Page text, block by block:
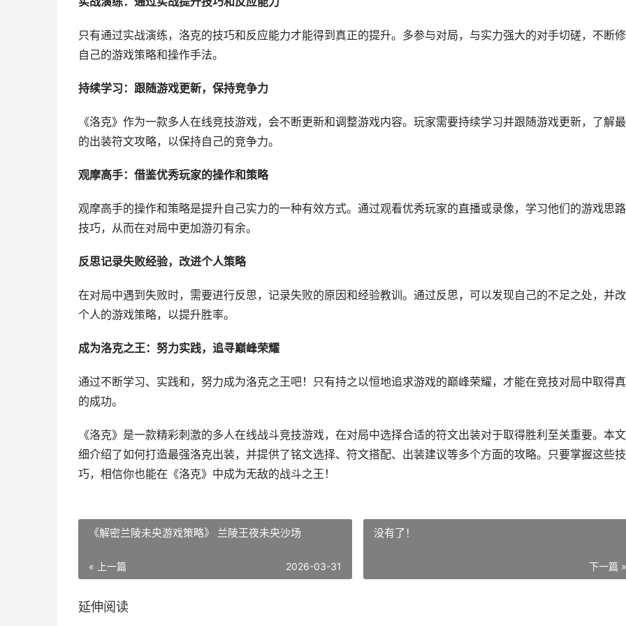
只有通过实战演练，洛克的技巧和反应能力才能得到真正的提升。多参与对局，与实力强大的对手切磋，不断
自己的游戏策略和操作手法。
持续学习：跟随游戏更新，保持竞争力
《洛克》作为一款多人在线竞技游戏，会不断更新和调整游戏内容。玩家需要持续学习并跟随游戏更新，了解
的出装符文攻略，以保持自己的竞争力。
观摩高手：借鉴优秀玩家的操作和策略
观摩高手的操作和策略是提升自己实力的一种有效方式。通过观看优秀玩家的直播或录像，学习他们的游戏思
技巧，从而在对局中更加游刃有余。
反思记录失败经验，改进个人策略
在对局中遇到失败时，需要进行反思，记录失败的原因和经验教训。通过反思，可以发现自己的不足之处，并
个人的游戏策略，以提升胜率。
成为洛克之王：努力实践，追寻巅峰荣耀
通过不断学习、实践和，努力成为洛克之王吧！只有持之以恒地追求游戏的巅峰荣耀，才能在竞技对局中取得
的成功。
《洛克》是一款精彩刺激的多人在线战斗竞技游戏，在对局中选择合适的符文出装对于取得胜利至关重要。本
细介绍了如何打造最强洛克出装，并提供了铭文选择、符文搭配、出装建议等多个方面的攻略。只要掌握这些技
巧，相信你也能在《洛克》中成为无敌的战斗之王！
《解密兰陵未央游戏策略》 兰陵王夜未央沙场
« 上一篇 2026-03-31
没有了！
下一篇 »
延伸阅读